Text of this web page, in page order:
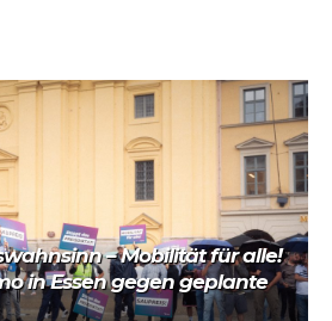
– Mobilität für alle!
in Essen gegen geplante